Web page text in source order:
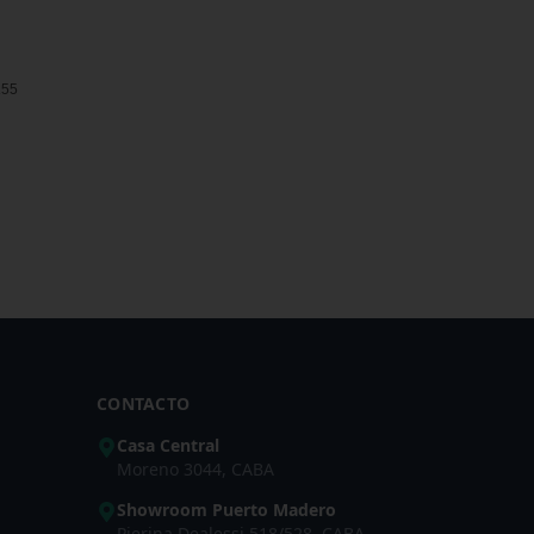
CONTACTO
Casa Central
Moreno 3044, CABA
Showroom Puerto Madero